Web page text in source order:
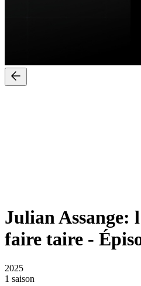
Julian Assange:
faire taire -
2025
1 saison